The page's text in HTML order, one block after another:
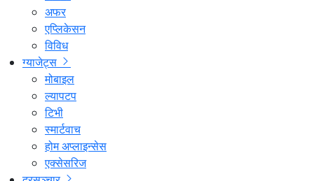
अफर
एप्लिकेसन
विविध
ग्याजेट्स
मोबाइल
ल्यापटप
टिभी
स्मार्टवाच
होम अप्लाइन्सेस
एक्सेसरिज